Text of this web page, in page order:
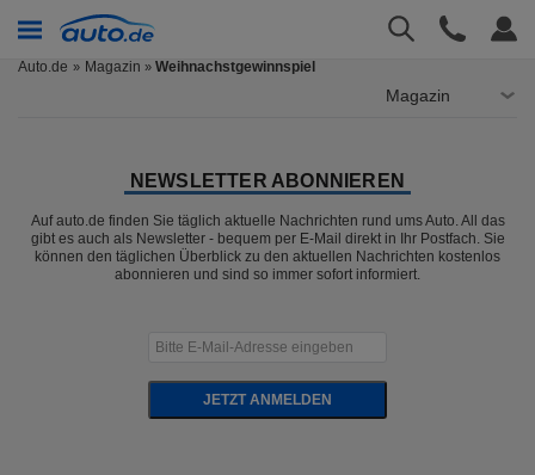
Auto.de Magazin » Weihnachstgewinnspiel
Magazin
NEWSLETTER ABONNIEREN
Auf auto.de finden Sie täglich aktuelle Nachrichten rund ums Auto. All das
gibt es auch als Newsletter - bequem per E-Mail direkt in Ihr Postfach. Sie
können den täglichen Überblick zu den aktuellen Nachrichten kostenlos
abonnieren und sind so immer sofort informiert.
JETZT ANMELDEN